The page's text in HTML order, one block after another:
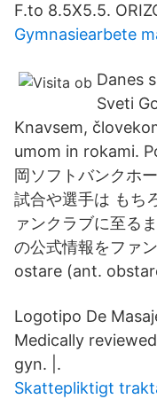
F.to 8.5X5.5.
Gymnasiearbete
Danes
Sveti
Knavsem,
umom in rokami.
岡ソフトバンクホ
試合や選手は もち
ァンクラブに至る
の公式情報をファ
ostare (ant.
Logotipo De
Medically
gyn. |.
Skattepliktigt